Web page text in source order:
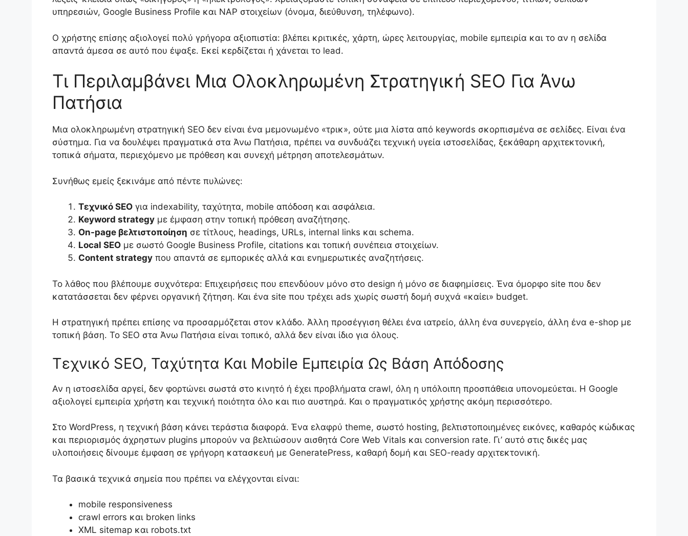
υπηρεσιών, Google Business Profile και NAP στοιχείων (όνομα, διεύθυνση, τηλέφωνο).
Ο χρήστης επίσης αξιολογεί πολύ γρήγορα αξιοπιστία: βλέπει κριτικές, χάρτη, ώρες λειτουργίας, mobile εμπειρία και το αν η σελίδα
απαντά άμεσα σε αυτό που έψαξε. Εκεί κερδίζεται ή χάνεται το lead.
Τι Περιλαμβάνει Μια Ολοκληρωμένη Στρατηγική SEO Για Άνω
Πατήσια
Μια ολοκληρωμένη στρατηγική SEO δεν είναι ένα μεμονωμένο «τρικ», ούτε μια λίστα από keywords σκορπισμένα σε σελίδες. Είναι ένα
σύστημα. Για να δουλέψει πραγματικά στα Άνω Πατήσια, πρέπει να συνδυάζει τεχνική υγεία ιστοσελίδας, ξεκάθαρη αρχιτεκτονική,
τοπικά σήματα, περιεχόμενο με πρόθεση και συνεχή μέτρηση αποτελεσμάτων.
Συνήθως εμείς ξεκινάμε από πέντε πυλώνες:
Τεχνικό SEO για indexability, ταχύτητα, mobile απόδοση και ασφάλεια.
Keyword strategy με έμφαση στην τοπική πρόθεση αναζήτησης.
On-page βελτιστοποίηση σε τίτλους, headings, URLs, internal links και schema.
Local SEO με σωστό Google Business Profile, citations και τοπική συνέπεια στοιχείων.
Content strategy που απαντά σε εμπορικές αλλά και ενημερωτικές αναζητήσεις.
Το λάθος που βλέπουμε συχνότερα: Επιχειρήσεις που επενδύουν μόνο στο design ή μόνο σε διαφημίσεις. Ένα όμορφο site που δεν
κατατάσσεται δεν φέρνει οργανική ζήτηση. Και ένα site που τρέχει ads χωρίς σωστή δομή συχνά «καίει» budget.
Η στρατηγική πρέπει επίσης να προσαρμόζεται στον κλάδο. Άλλη προσέγγιση θέλει ένα ιατρείο, άλλη ένα συνεργείο, άλλη ένα e-shop με
τοπική βάση. Το SEO στα Άνω Πατήσια είναι τοπικό, αλλά δεν είναι ίδιο για όλους.
Τεχνικό SEO, Ταχύτητα Και Mobile Εμπειρία Ως Βάση Απόδοσης
Αν η ιστοσελίδα αργεί, δεν φορτώνει σωστά στο κινητό ή έχει προβλήματα crawl, όλη η υπόλοιπη προσπάθεια υπονομεύεται. Η Google
αξιολογεί εμπειρία χρήστη και τεχνική ποιότητα όλο και πιο αυστηρά. Και ο πραγματικός χρήστης ακόμη περισσότερο.
Στο WordPress, η τεχνική βάση κάνει τεράστια διαφορά. Ένα ελαφρύ theme, σωστό hosting, βελτιστοποιημένες εικόνες, καθαρός κώδικας
και περιορισμός άχρηστων plugins μπορούν να βελτιώσουν αισθητά Core Web Vitals και conversion rate. Γι’ αυτό στις δικές μας
υλοποιήσεις δίνουμε έμφαση σε γρήγορη κατασκευή με GeneratePress, καθαρή δομή και SEO-ready αρχιτεκτονική.
Τα βασικά τεχνικά σημεία που πρέπει να ελέγχονται είναι:
mobile responsiveness
crawl errors και broken links
XML sitemap και robots.txt